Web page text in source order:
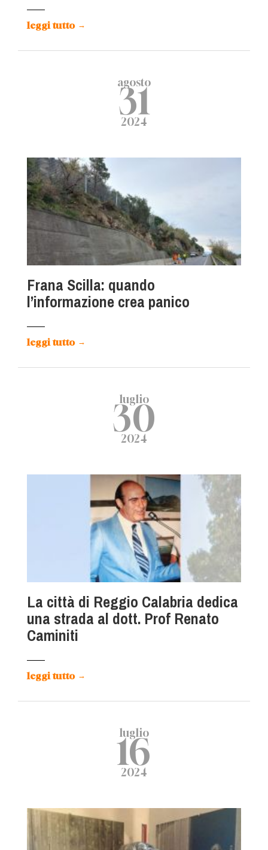
leggi tutto →
agosto
31
2024
Frana Scilla: quando
l’informazione crea panico
leggi tutto →
luglio
30
2024
La città di Reggio Calabria dedica
una strada al dott. Prof Renato
Caminiti
leggi tutto →
luglio
16
2024